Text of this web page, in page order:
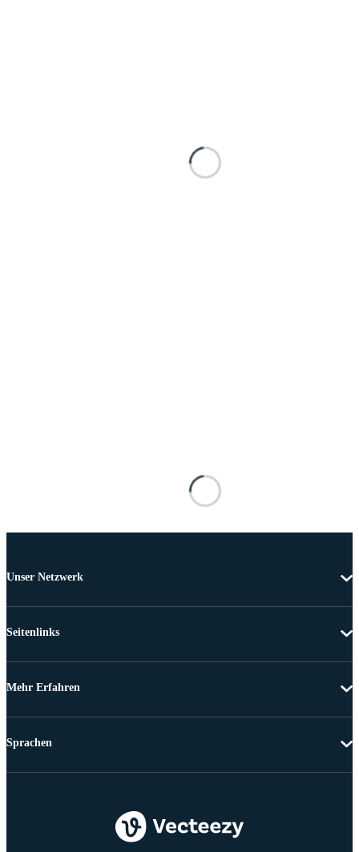
Unser Netzwerk
Seitenlinks
Mehr Erfahren
Sprachen